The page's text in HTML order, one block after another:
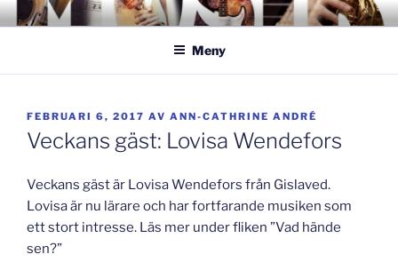
Hoppa
till
GISLAVEDMUSIKESTET
– här formas framtiden!
Meny
PUBLICERAT
FEBRUARI 6, 2017 AV ANN-CATHRINE ANDRÉ
Veckans gäst: Lovisa Wendefors
Veckans gäst är Lovisa Wendefors från Gislaved.
Lovisa är nu lärare och har fortfarande musiken som
ett stort intresse. Läs mer under fliken ”Vad hände
sen?”